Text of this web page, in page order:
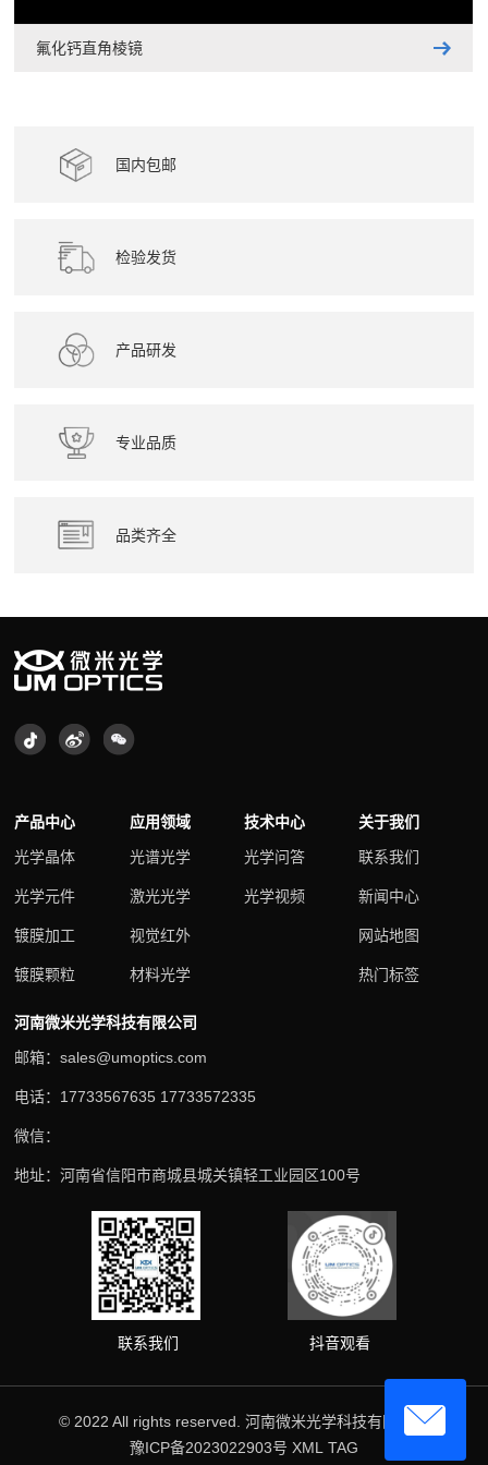
氟化钙直角棱镜
国内包邮
检验发货
产品研发
专业品质
品类齐全
产品中心
光学晶体
光学元件
镀膜加工
镀膜颗粒
应用领域
光谱光学
激光光学
视觉红外
材料光学
技术中心
光学问答
光学视频
关于我们
联系我们
新闻中心
网站地图
热门标签
河南微米光学科技有限公司
邮箱：sales@umoptics.com
电话：17733567635 17733572335
微信：
地址：河南省信阳市商城县城关镇轻工业园区100号
联系我们 抖音观看
© 2022 All rights reserved. 河南微米光学科技有限公司
豫ICP备2023022903号 XML TAG